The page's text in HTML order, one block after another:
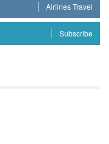
Airlines Travel
Subscribe